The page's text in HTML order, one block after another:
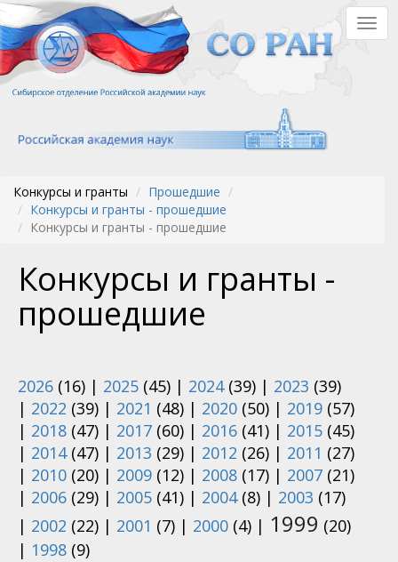
Перейти
к
основному
содержанию
Конкурсы и гранты
Прошедшие
Конкурсы и гранты - прошедшие
Конкурсы и гранты - прошедшие
Конкурсы и гранты -
прошедшие
2026 (16) | 2025 (45) | 2024(39) | 2023 (39)
| 2022 (39) | 2021 (48) | 2020 (50) | 2019 (57)
| 2018 (47) | 2017 (60) | 2016 (41) | 2015 (45)
| 2014(47) | 2013 (29) | 2012 (26) | 2011 (27)
| 2010 (20) | 2009 (12) | 2008 (17) | 2007 (21)
| 2006 (29) | 2005 (41) | 2004(8) | 2003 (17)
| 2002 (22) | 2001 (7) | 2000 (4) | 1999 (20)
| 1998 (9)